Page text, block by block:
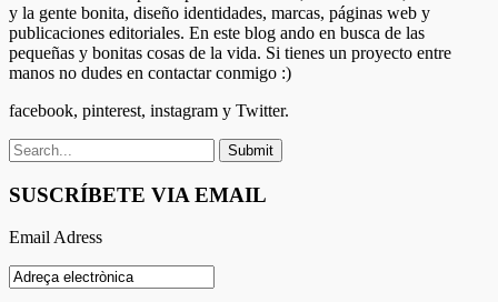
y la gente bonita, diseño identidades, marcas, páginas web y
publicaciones editoriales. En este blog ando en busca de las
pequeñas y bonitas cosas de la vida. Si tienes un proyecto entre
manos no dudes en contactar conmigo :)
facebook, pinterest, instagram y Twitter.
SUSCRÍBETE VIA EMAIL
Email Adress